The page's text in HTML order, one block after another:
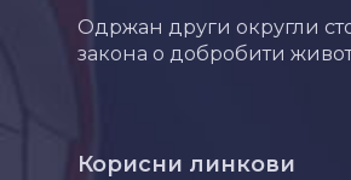
Одржан други округли
закона о добробити
Корисни линкови